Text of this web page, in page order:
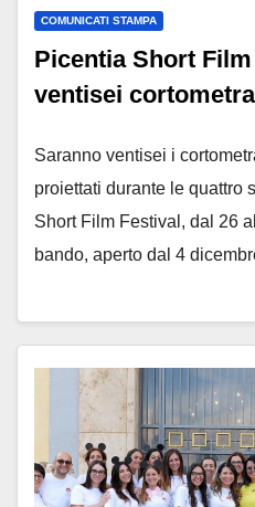
COMUNICATI STAMPA
Picentia Short
ventisei
Saranno ventisei i
proiettati durante le quattro
Short Film Festival, dal 26
bando, aperto dal 4